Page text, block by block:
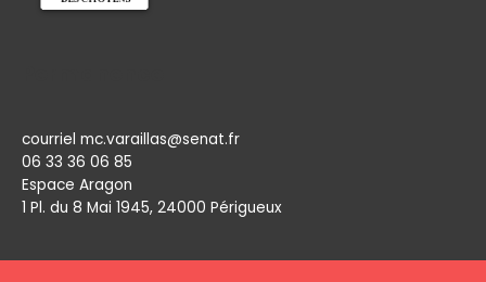
courriel mc.varaillas@senat.fr
06 33 36 06 85
Espace Aragon
1 Pl. du 8 Mai 1945, 24000 Périgueux​